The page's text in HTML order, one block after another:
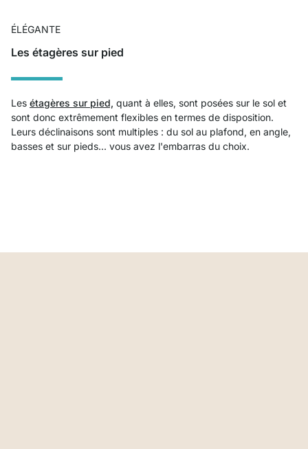
ÉLÉGANTE
Les étagères sur pied
Les étagères sur pied, quant à elles, sont posées sur le sol et
sont donc extrêmement flexibles en termes de disposition.
Leurs déclinaisons sont multiples : du sol au plafond, en angle,
basses et sur pieds... vous avez l'embarras du choix.